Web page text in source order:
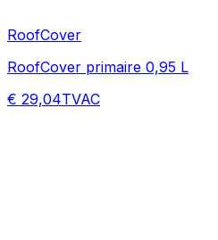
RoofCover
RoofCover primaire 0,95 L
€ 29,04TVAC